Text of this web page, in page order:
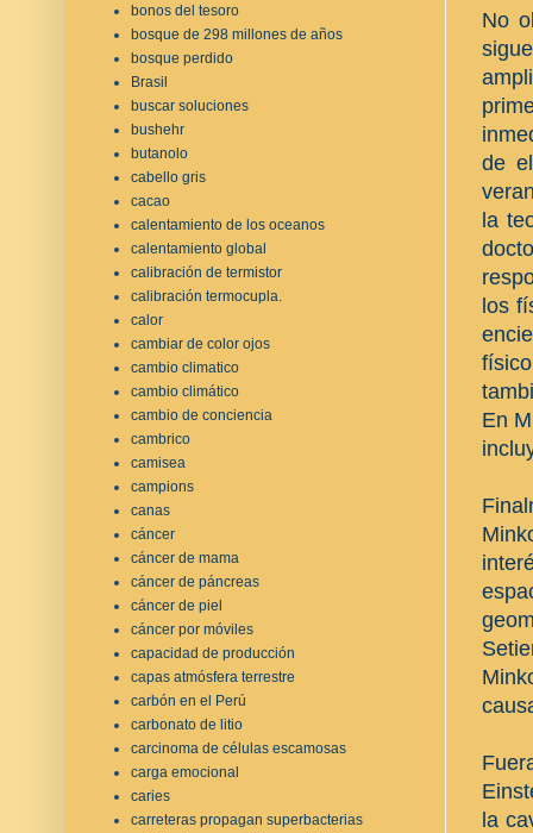
No
de
la
los
En
la
bonos del tesoro
bosque de 298 millones de años
bosque perdido
Brasil
buscar soluciones
bushehr
butanolo
cabello gris
cacao
calentamiento de los oceanos
calentamiento global
calibración de termistor
calibración termocupla.
calor
cambiar de color ojos
cambio climatico
cambio climático
cambio de conciencia
cambrico
camisea
campions
canas
cáncer
cáncer de mama
cáncer de páncreas
cáncer de piel
cáncer por móviles
capacidad de producción
capas atmósfera terrestre
carbón en el Perú
carbonato de litio
carcinoma de células escamosas
carga emocional
caries
carreteras propagan superbacterias